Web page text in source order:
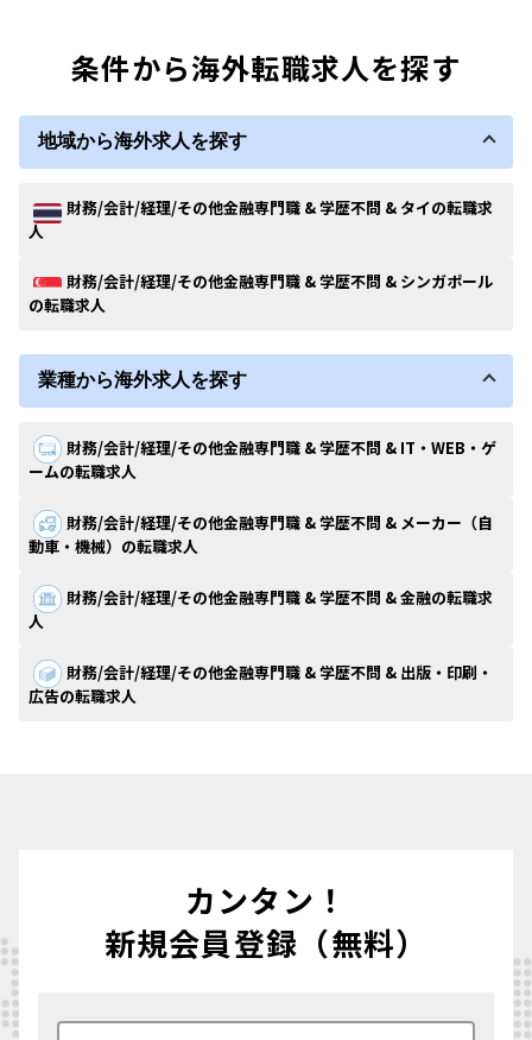
条件から海外転職求人を探す
地域から海外求人を探す
財務/会計/経理/その他金融専門職 & 学歴不問 & タイの転職求
人
財務/会計/経理/その他金融専門職 & 学歴不問 & シンガポール
の転職求人
業種から海外求人を探す
財務/会計/経理/その他金融専門職 & 学歴不問 & IT・WEB・ゲ
ームの転職求人
財務/会計/経理/その他金融専門職 & 学歴不問 & メーカー（自
動車・機械）の転職求人
財務/会計/経理/その他金融専門職 & 学歴不問 & 金融の転職求
人
財務/会計/経理/その他金融専門職 & 学歴不問 & 出版・印刷・
広告の転職求人
カンタン！
新規会員登録（無料）